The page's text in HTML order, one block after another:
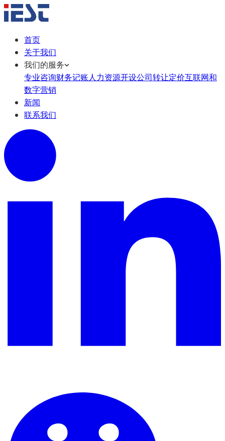
首页
关于我们
我们的服务
专业咨询财务记账人力资源开设公司转让定价互联网和
数字营销
新闻
联系我们